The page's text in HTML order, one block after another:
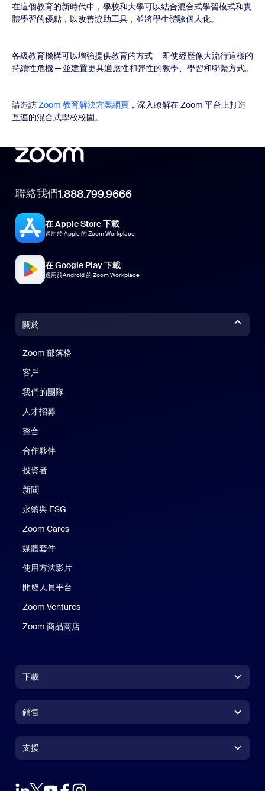
在這個教育的新時代中，學校和大學可以結合混合式學習模式和實
體學習的優點，以改善協助工具，並將學生體驗個人化。
各級教育機構可以增強提供教育的方式 ─ 即使經歷像大流行這樣的
持續性危機 ─ 並建置更具適應性和彈性的教學、學習和聯繫方式。
請造訪Zoom 教育解決方案網頁 ，深入瞭解在 Zoom 平台上打造
互連的混合式學校校園。
聯絡我們1.888.799.9666
在 Apple Store 下載
適用於 Apple 的 Zoom Workplace
在 Google Play 下載
適用於Android 的 Zoom Workplace
關於
Zoom 部落格
客戶
我們的團隊
人才招募
整合
合作夥伴
投資者
新聞
永續與 ESG
Zoom Cares
媒體套件
使用方法影片
開發人員平台
Zoom Ventures
Zoom 商品商店
下載
Zoom Rooms 應用程式Zoom Rooms 應用程式
Zoom Rooms Controller
Outlook 外掛程式
銷售
聯絡銷售人員
支援
支援